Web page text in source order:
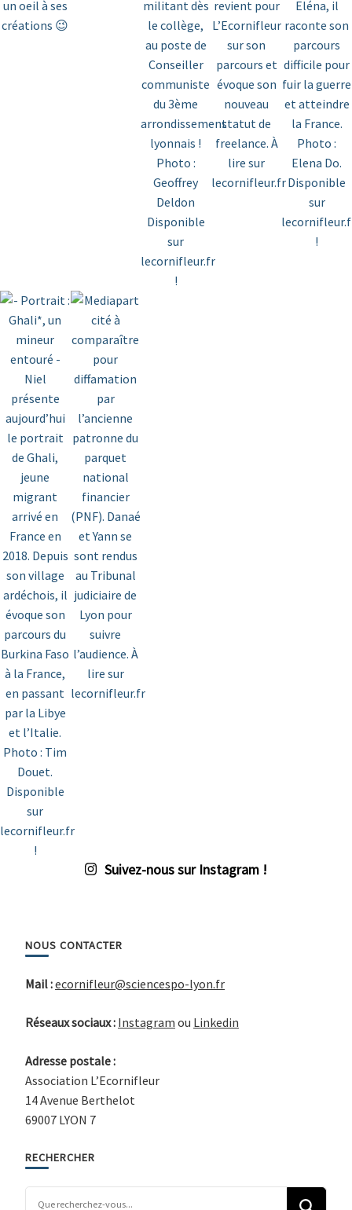
Suivez-nous sur Instagram !
NOUS CONTACTER
Mail :ecornifleur@sciencespo-lyon.fr
Réseaux sociaux : Instagram ou Linkedin
Adresse postale :
Association L’Ecornifleur
14 Avenue Berthelot
69007 LYON 7
RECHERCHER